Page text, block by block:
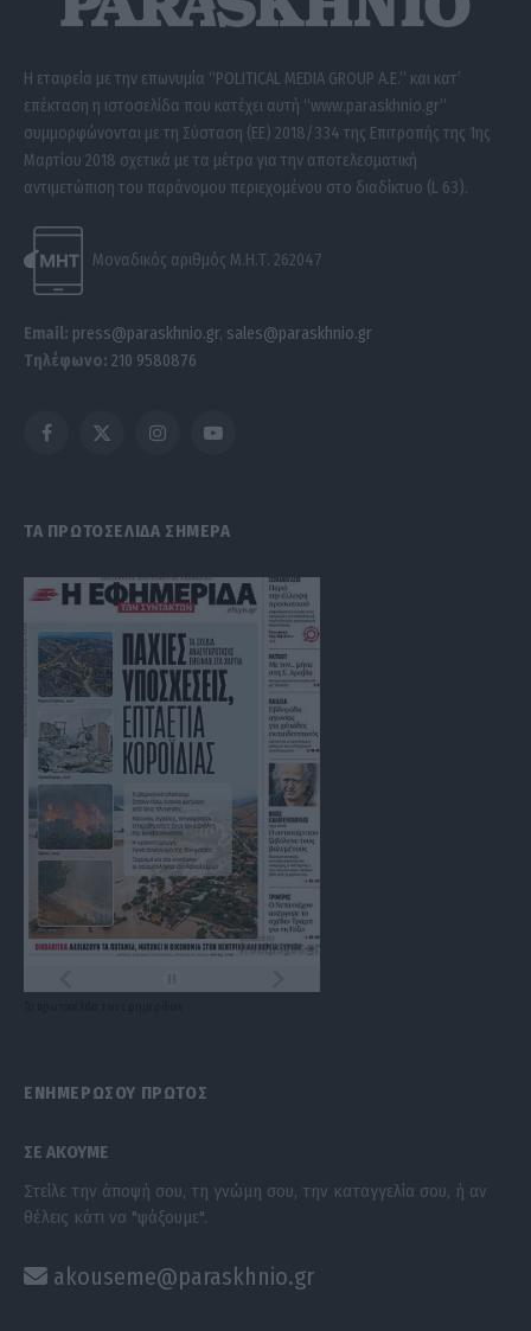
Η εταιρεία με την επωνυμία “POLITICAL MEDIA GROUP A.E.” και κατ’
επέκταση η ιστοσελίδα που κατέχει αυτή “www.paraskhnio.gr”
συμμορφώνονται με τη Σύσταση (ΕΕ) 2018/334 της Επιτροπής της 1ης
Μαρτίου 2018 σχετικά με τα μέτρα για την αποτελεσματική
αντιμετώπιση του παράνομου περιεχομένου στο διαδίκτυο (L 63).
Μοναδικός αριθμός Μ.Η.Τ. 262047
Email: press@paraskhnio.gr, sales@paraskhnio.gr
Τηλέφωνο: 210 9580876
Facebook
X
InstagramYouTube
ΤΑ ΠΡΩΤΟΣΕΛΙΔΑ ΣΗΜΕΡΑ
ΕΝΗΜΕΡΩΣΟΥ ΠΡΩΤΟΣ
ΣΕ ΑΚΟΥΜΕ
Στείλε την άποψή σου, τη γνώμη σου, την καταγγελία σου, ή αν
θέλεις κάτι να "ψάξουμε".
akouseme@paraskhnio.gr